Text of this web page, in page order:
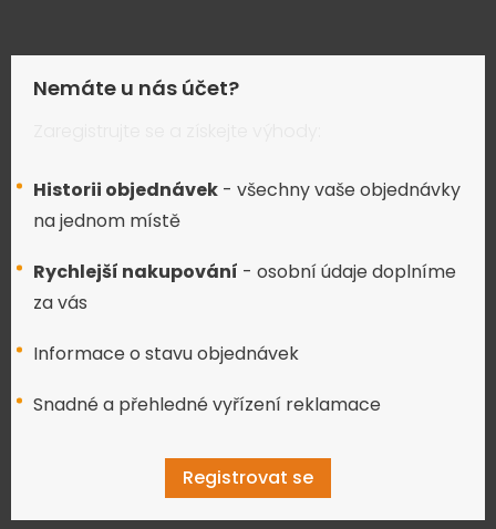
Nemáte u nás účet?
Historii objednávek - všechny vaše objednávky
na jednom místě
Rychlejší nakupování - osobní údaje doplníme
za vás
Informace o stavu objednávek
Snadné a přehledné vyřízení reklamace
Registrovat se